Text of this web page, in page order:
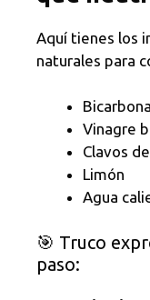
Aquí tienes los
naturales para
Vinagre
Clavos
Limón
Agua
🎯 Truco
paso: